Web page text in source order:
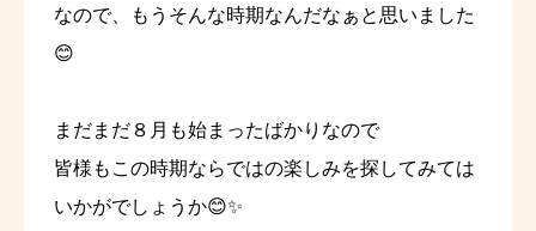
なので、もうそんな時期なんだなぁと思いました
😊
まだまだ８月も始まったばかりなので
皆様もこの時期ならではの楽しみを探してみては
いかがでしょうか😊✨